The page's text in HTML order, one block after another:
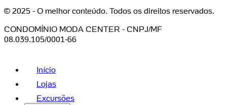
© 2025 - O melhor conteúdo. Todos os direitos reservados.
CONDOMÍNIO MODA CENTER - CNPJ/MF
08.039.105/0001-66
Início
Lojas
Excursões